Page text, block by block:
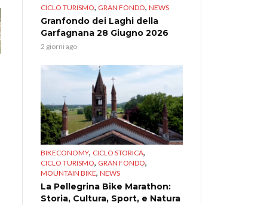
CICLO TURISMO, GRAN FONDO, NEWS
Granfondo dei Laghi della
Garfagnana 28 Giugno 2026
2 giorni ago
BIKECONOMY, CICLO STORICA,
CICLO TURISMO, GRAN FONDO,
MOUNTAIN BIKE, NEWS
La Pellegrina Bike Marathon:
Storia, Cultura, Sport, e Natura